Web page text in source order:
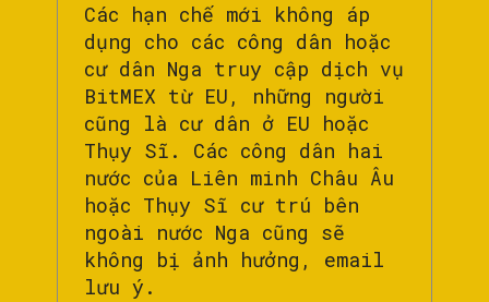
Các hạn chế mới không áp
dụng cho các công dân hoặc
cư dân Nga truy cập dịch vụ
BitMEX từ EU, những người
cũng là cư dân ở EU hoặc
Thụy Sĩ. Các công dân hai
nước của Liên minh Châu Âu
hoặc Thụy Sĩ cư trú bên
ngoài nước Nga cũng sẽ
không bị ảnh hưởng, email
lưu ý.